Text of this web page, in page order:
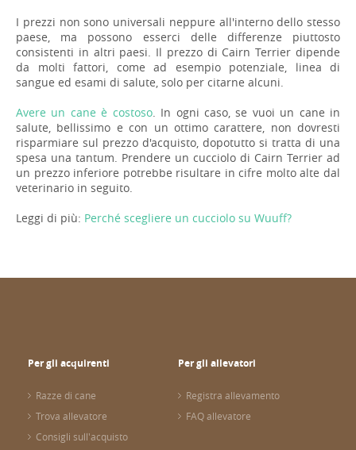
I prezzi non sono universali neppure all'interno dello stesso
paese, ma possono esserci delle differenze piuttosto
consistenti in altri paesi. Il prezzo di Cairn Terrier dipende
da molti fattori, come ad esempio potenziale, linea di
sangue ed esami di salute, solo per citarne alcuni.
Avere un cane è costoso. In ogni caso, se vuoi un cane in
salute, bellissimo e con un ottimo carattere, non dovresti
risparmiare sul prezzo d'acquisto, dopotutto si tratta di una
spesa una tantum. Prendere un cucciolo di Cairn Terrier ad
un prezzo inferiore potrebbe risultare in cifre molto alte dal
veterinario in seguito.
Leggi di più: Perché scegliere un cucciolo su Wuuff?
Per gli acquirenti
Razze di cane
Trova allevatore
Consigli sull'acquisto
Per gli allevatori
Registra allevamento
FAQ allevatore